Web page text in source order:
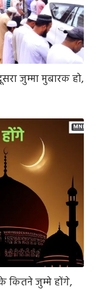
जुम्मा मुबारक हो,
कितने जुम्मे होंगे,